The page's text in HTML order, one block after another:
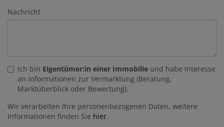
Nachricht
Ich bin Eigentümer:in einer Immobilie und habe Interesse
an Informationen zur Vermarktung (Beratung,
Marktüberblick oder Bewertung).
Wir verarbeiten Ihre personenbezogenen Daten, weitere
Informationen finden Sie hier.